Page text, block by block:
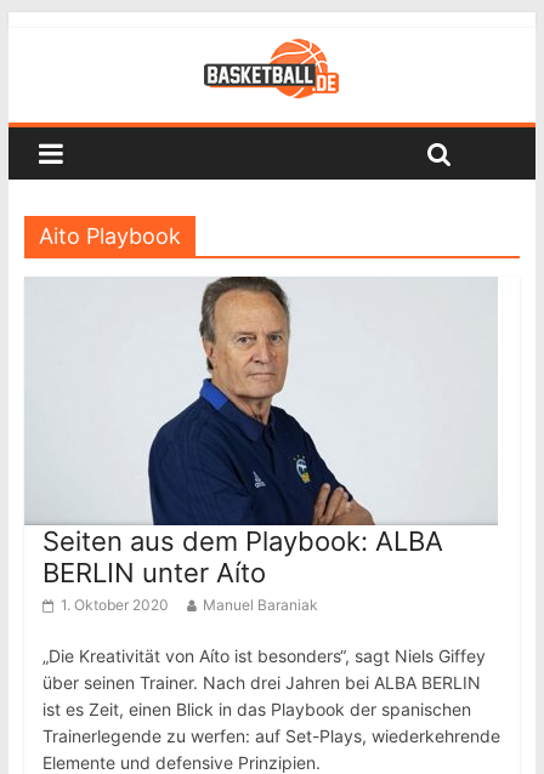
Aito Playbook
Seiten aus dem Playbook: ALBA
BERLIN unter Aíto
1. Oktober 2020 Manuel Baraniak
„Die Kreativität von Aíto ist besonders“, sagt Niels Giffey
über seinen Trainer. Nach drei Jahren bei ALBA BERLIN
ist es Zeit, einen Blick in das Playbook der spanischen
Trainerlegende zu werfen: auf Set-Plays, wiederkehrende
Elemente und defensive Prinzipien.